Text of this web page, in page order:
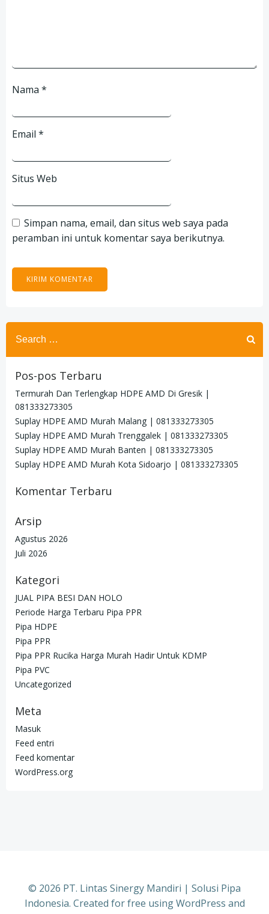
Nama *
Email *
Situs Web
Simpan nama, email, dan situs web saya pada
peramban ini untuk komentar saya berikutnya.
Search
for:
Pos-pos Terbaru
Termurah Dan Terlengkap HDPE AMD Di Gresik |
081333273305
Suplay HDPE AMD Murah Malang | 081333273305
Suplay HDPE AMD Murah Trenggalek | 081333273305
Suplay HDPE AMD Murah Banten | 081333273305
Suplay HDPE AMD Murah Kota Sidoarjo | 081333273305
Komentar Terbaru
Arsip
Agustus 2026
Juli 2026
Kategori
JUAL PIPA BESI DAN HOLO
Periode Harga Terbaru Pipa PPR
Pipa HDPE
Pipa PPR
Pipa PPR Rucika Harga Murah Hadir Untuk KDMP
Pipa PVC
Uncategorized
Meta
Masuk
Feed entri
Feed komentar
WordPress.org
© 2026 PT. Lintas Sinergy Mandiri | Solusi Pipa
Indonesia. Created for free using WordPress and